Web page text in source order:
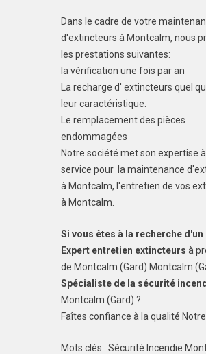
Dans le cadre de votre
d'extincteurs à Montcalm, nous
les prestations suivantes:
la vérification une fois par an
La recharge d' extincteurs quel
leur caractéristique.
Le remplacement des pièces
endommagées
Notre société met son expertise
service pour la maintenance
à Montcalm, l'entretien de vos
à Montcalm.
Si vous êtes à la recherche d'un
Expert entretien extincteurs à
de Montcalm (Gard) Montcalm
Spécialiste de la sécurité
Montcalm (Gard) ?
Faîtes confiance à la qualité
Mots clés : Sécurité Incendie